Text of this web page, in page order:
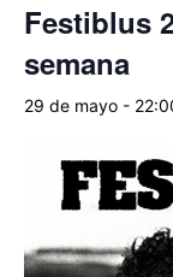
Festiblus
semana
29 de mayo -